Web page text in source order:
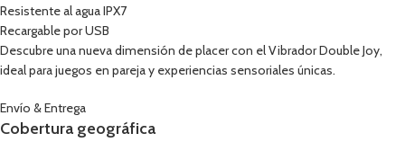
Resistente al agua IPX7
Recargable por USB
Descubre una nueva dimensión de placer con el Vibrador Double Joy,
ideal para juegos en pareja y experiencias sensoriales únicas.
Envío & Entrega
Cobertura geográfica